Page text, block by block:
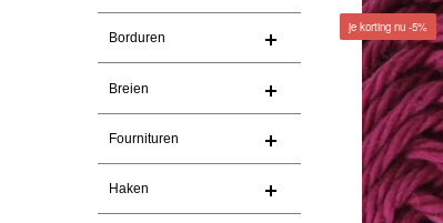
Borduren
Breien
Fournituren
Haken
je korting nu -5%